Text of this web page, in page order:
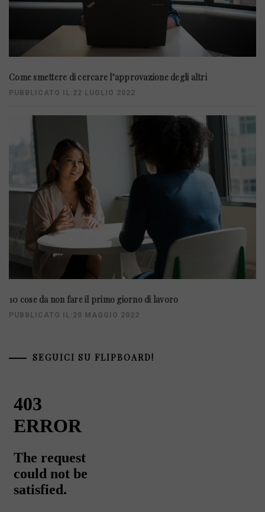
Come smettere di cercare l’approvazione degli altri
PUBBLICATO IL:22 LUGLIO 2022
10 cose da non fare il primo giorno di lavoro
PUBBLICATO IL:20 MAGGIO 2022
SEGUICI SU FLIPBOARD!